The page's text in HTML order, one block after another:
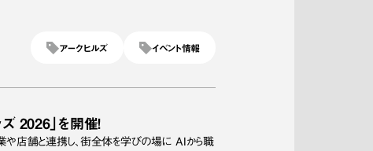
イベント情報
アークヒルズ
ズ 2026」を開催！
や店舗と連携し、街全体を学びの場に AIから職